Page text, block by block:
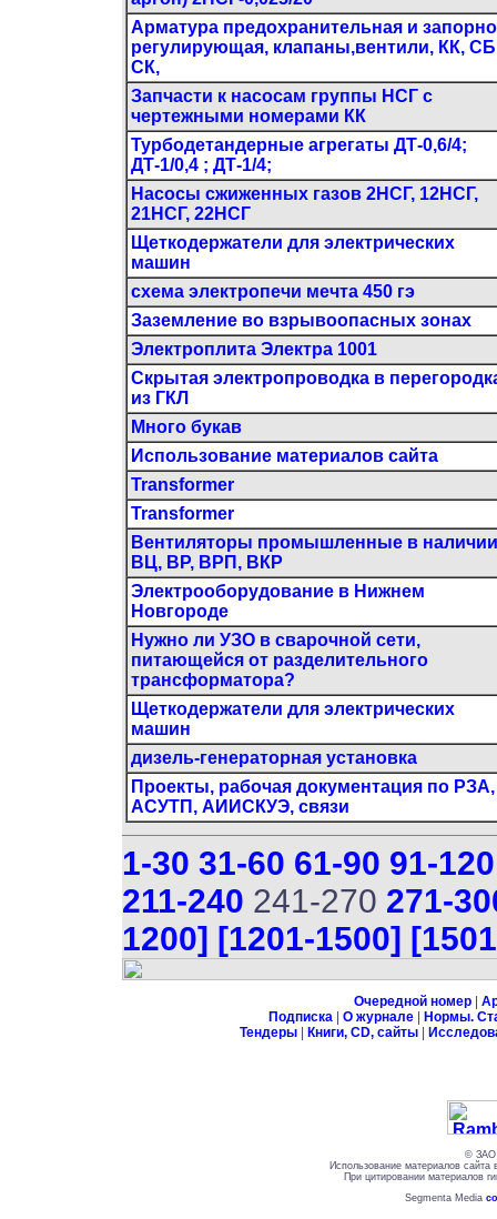
Арматура предохранительная и запорно
регулирующая, клапаны,вентили, КК,
СК,
Запчасти к насосам группы НСГ с
чертежными номерами КК
Турбодетандерные агрегаты ДТ-0,6/4;
ДТ-1/0,4 ; ДТ-1/4;
Насосы сжиженных газов 2НСГ, 12НСГ,
21НСГ, 22НСГ
Щеткодержатели для электрических
машин
схема электропечи мечта 450 гэ
Заземление во взрывоопасных зонах
Электроплита Электра 1001
Скрытая электропроводка в
из ГКЛ
Много букав
Использование материалов сайта
Transformer
Transformer
Вентиляторы промышленные в наличии
ВЦ, ВР, ВРП, ВКР
Электрооборудование в Нижнем
Новгороде
Нужно ли УЗО в сварочной сети,
питающейся от разделительного
трансформатора?
Щеткодержатели для электрических
машин
дизель-генераторная установка
Проекты, рабочая документация по РЗА,
АСУТП, АИИСКУЭ, связи
1-30 31-60 61-90 91-120
211-240 241-270 271-
1200] [1201-1500]
Очередной номер
Подписка| О журнале|
Нормы.
Тендеры
Книги, CD, сайты
© ЗАО
Использование материалов
При цитировании материалов
Segmenta Media